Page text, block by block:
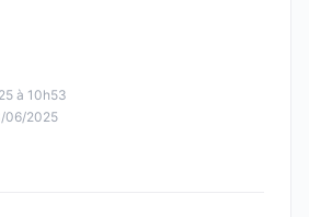
à 10h53
06/2025